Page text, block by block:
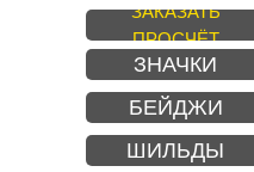
ЗАКАЗАТЬ
ПРОСЧЁТ
ЗНАЧКИ
ШИЛЬДЫ
БЕЙДЖИ